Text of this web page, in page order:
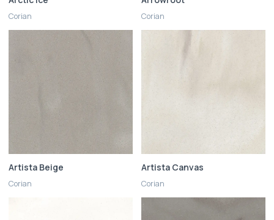
Corian Corian
Artista Beige
Corian
Artista Canvas
Corian